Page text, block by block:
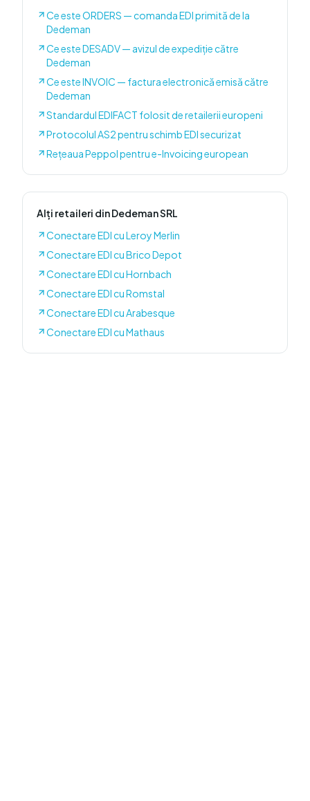
Ce este ORDERS — comanda EDI primită de la
Dedeman
Ce este DESADV — avizul de expediție către
Dedeman
Ce este INVOIC — factura electronică emisă către
Dedeman
Standardul EDIFACT folosit de retailerii europeni
Protocolul AS2 pentru schimb EDI securizat
Rețeaua Peppol pentru e-Invoicing european
Alți retaileri din Dedeman SRL
Conectare EDI cuLeroy Merlin
Conectare EDI cuBrico Depot
Conectare EDI cuHornbach
Conectare EDI cuRomstal
Conectare EDI cuArabesque
Conectare EDI cuMathaus